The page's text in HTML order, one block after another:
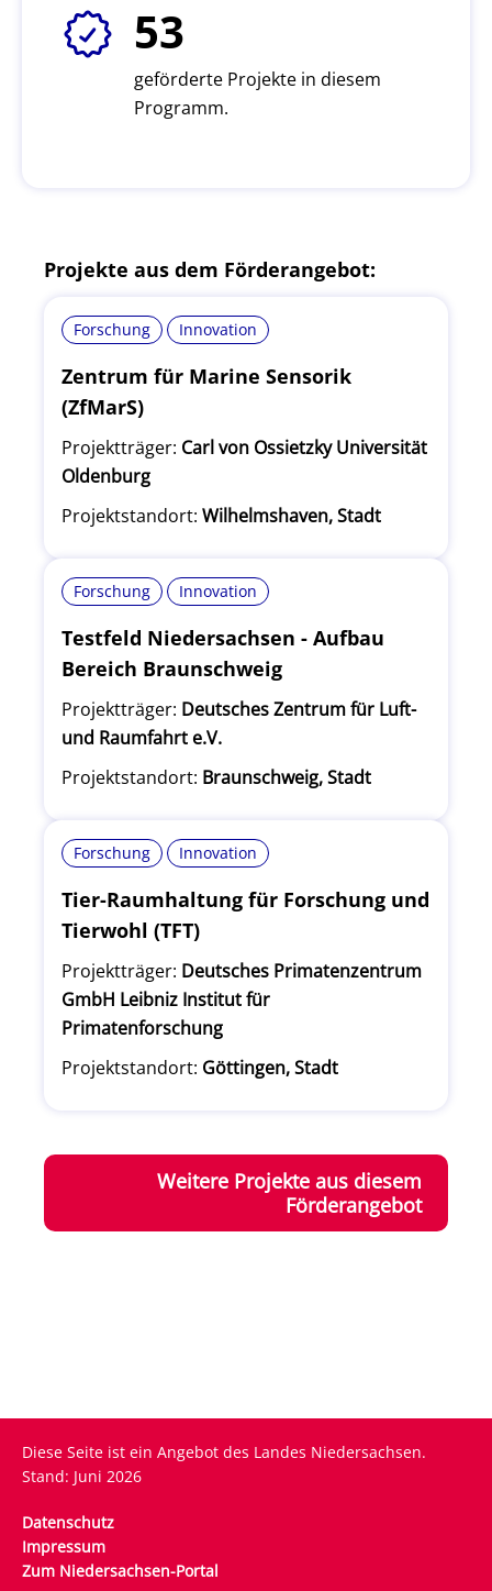
53
geförderte Projekte in diesem
Programm.
Projekte aus dem Förderangebot:
Forschung Innovation
Zentrum für Marine Sensorik
(ZfMarS)
Projektträger: Carl von Ossietzky Universität
Oldenburg
Projektstandort: Wilhelmshaven, Stadt
Forschung Innovation
Testfeld Niedersachsen - Aufbau
Bereich Braunschweig
Projektträger: Deutsches Zentrum für Luft-
und Raumfahrt e.V.
Projektstandort: Braunschweig, Stadt
Forschung Innovation
Tier-Raumhaltung für Forschung und
Tierwohl (TFT)
Projektträger: Deutsches Primatenzentrum
GmbH Leibniz Institut für
Primatenforschung
Projektstandort: Göttingen, Stadt
Weitere Projekte aus diesem
Förderangebot
Diese Seite ist ein Angebot des Landes Niedersachsen.
Stand: Juni 2026
Datenschutz
Impressum
Zum Niedersachsen-Portal